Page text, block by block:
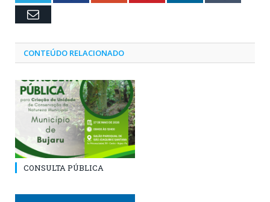
Email
CONTEÚDO RELACIONADO
CONSULTA PÚBLICA